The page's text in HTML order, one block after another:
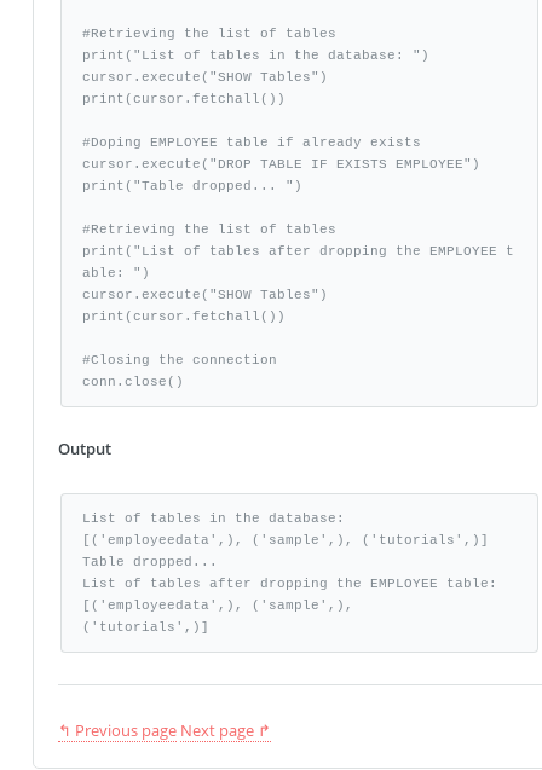
#Retrieving the list of tables
print("List of tables in the database: ")
cursor.execute("SHOW Tables")
print(cursor.fetchall())
#Doping EMPLOYEE table if already exists
cursor.execute("DROP TABLE IF EXISTS EMPLOYEE")
print("Table dropped... ")
#Retrieving the list of tables
print("List of tables after dropping the EMPLOYEE t
able: ")
cursor.execute("SHOW Tables")
print(cursor.fetchall())
#Closing the connection
conn.close()
Output
List of tables in the database:
[('employeedata',), ('sample',), ('tutorials',)]
Table dropped...
List of tables after dropping the EMPLOYEE table:
[('employeedata',), ('sample',),
('tutorials',)]
↰ Previous page Next page ↱